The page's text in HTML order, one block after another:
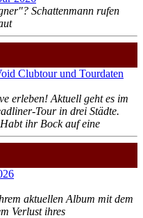
Schattenmann rufen
Clubtour und Tourdaten
erleben! Aktuell geht es im
Tour in drei Städte.
ihr Bock auf eine
aktuellen Album mit dem
Verlust ihres